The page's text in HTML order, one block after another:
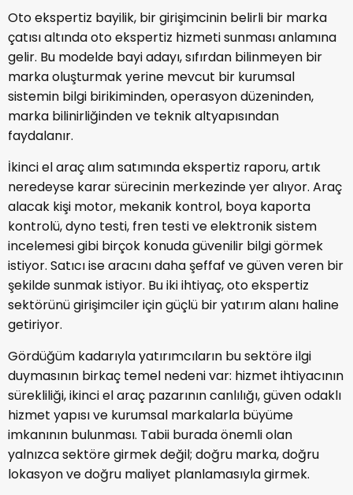
Oto ekspertiz bayilik, bir girişimcinin belirli bir marka
çatısı altında oto ekspertiz hizmeti sunması anlamına
gelir. Bu modelde bayi adayı, sıfırdan bilinmeyen bir
marka oluşturmak yerine mevcut bir kurumsal
sistemin bilgi birikiminden, operasyon düzeninden,
marka bilinirliğinden ve teknik altyapısından
faydalanır.
İkinci el araç alım satımında ekspertiz raporu, artık
neredeyse karar sürecinin merkezinde yer alıyor. Araç
alacak kişi motor, mekanik kontrol, boya kaporta
kontrolü, dyno testi, fren testi ve elektronik sistem
incelemesi gibi birçok konuda güvenilir bilgi görmek
istiyor. Satıcı ise aracını daha şeffaf ve güven veren bir
şekilde sunmak istiyor. Bu iki ihtiyaç, oto ekspertiz
sektörünü girişimciler için güçlü bir yatırım alanı haline
getiriyor.
Gördüğüm kadarıyla yatırımcıların bu sektöre ilgi
duymasının birkaç temel nedeni var: hizmet ihtiyacının
sürekliliği, ikinci el araç pazarının canlılığı, güven odaklı
hizmet yapısı ve kurumsal markalarla büyüme
imkanının bulunması. Tabii burada önemli olan
yalnızca sektöre girmek değil; doğru marka, doğru
lokasyon ve doğru maliyet planlamasıyla girmek.